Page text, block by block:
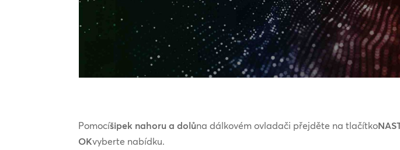
Pomocíšipek nahoru a dolůna dálkovém ovladači přejděte na tlačítko
OKvyberte nabídku.